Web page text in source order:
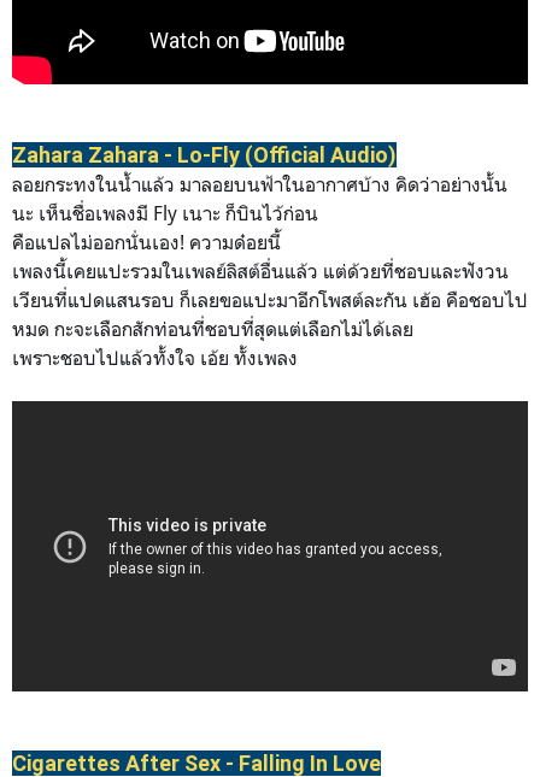
Zahara Zahara - Lo-Fly (Official Audio)
ลอยกระทงในน้ำแล้ว มาลอยบนฟ้าในอากาศบ้าง คิดว่าอย่างนั้น
นะ เห็นชื่อเพลงมี Fly เนาะ ก็บินไว้ก่อน
คือแปลไม่ออกนั่นเอง! ความด๋อยนี้
เพลงนี้เคยแปะรวมในเพลย์ลิสต์อื่นแล้ว แต่ด้วยที่ชอบและฟังวน
เวียนที่แปดแสนรอบ ก็เลยขอแปะมาอีกโพสต์ละกัน เฮ้อ คือชอบไป
หมด กะจะเลือกสักท่อนที่ชอบที่สุดแต่เลือกไม่ได้เลย
เพราะชอบไปแล้วทั้งใจ เอ้ย ทั้งเพลง
Cigarettes After Sex - Falling In Love